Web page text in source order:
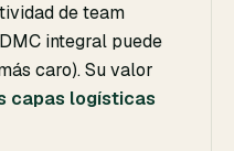
de team
integral puede
caro). Su valor
capas logísticas